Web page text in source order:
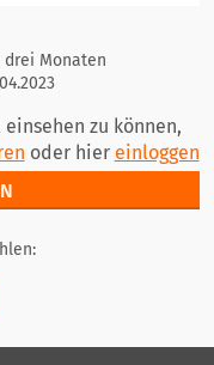
Monaten
zu können,
oder hier einloggen